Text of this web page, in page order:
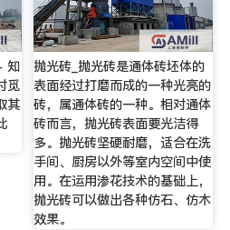
知
觅
其
抛光砖_抛光砖是通体砖坯体的
表面经过打磨而成的一种光亮的
砖，属通体砖的一种。相对通体
砖而言，抛光砖表面要光洁得
多。抛光砖坚硬耐磨，适合在洗
手间、厨房以外等室内空间中使
用。在运用渗花技术的基础上，
抛光砖可以做出各种仿石、仿木
效果。